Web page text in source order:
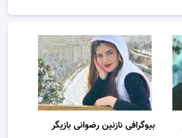
بیوگرافی نازنین رضوانی بازیگر